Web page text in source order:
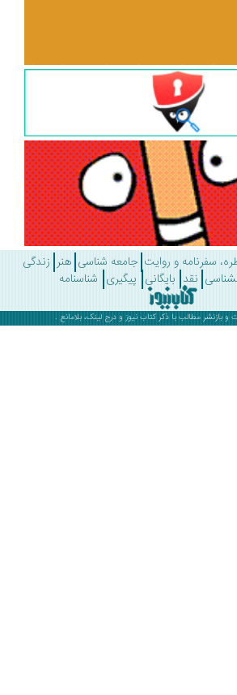
و روایت جامعه شناسی هنر زندگی
نقد بایگانی پیگیری شناسنامه
مطالب با ذکرکتاب نیوز و درج لینک، بلامانع .